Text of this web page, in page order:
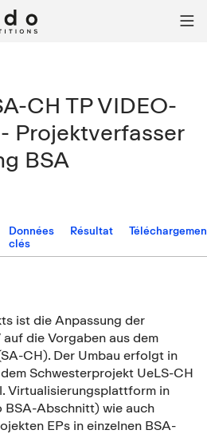

CH TP VIDEO-
Projektverfasser
BSA
Données
clés
Résultat
ist die Anpassung der
die Vorgaben aus dem
CH). Der Umbau erfolgt in
Schwesterprojekt UeLS-CH
Virtualisierungsplattform in
Abschnitt) wie auch
EPs in einzelnen BSA-